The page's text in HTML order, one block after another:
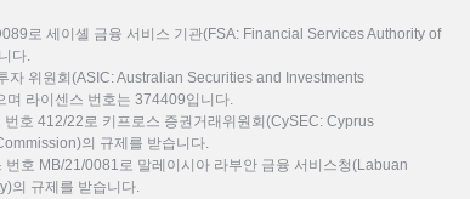
로 세이셸 금융 서비스 기관(FSA: Financial Services Authority of
다.
자 위원회(ASIC: Australian Securities and Investments
며 라이센스 번호는 374409입니다.
호 412/22로 키프로스 증권거래위원회(CySEC: Cyprus
의 규제를 받습니다.
호 MB/21/0081로 말레이시아 라부안 금융 서비스청(Labuan
의 규제를 받습니다.